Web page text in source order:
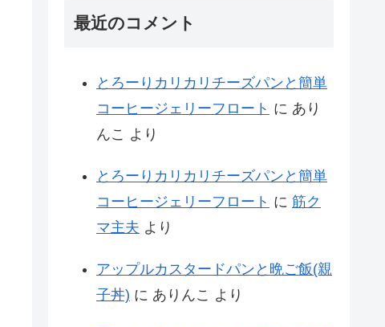
最近のコメント
とろーりカリカリチーズパンと簡単
コーヒージェリーフロート に あり
んこ より
とろーりカリカリチーズパンと簡単
コーヒージェリーフロート に 筋ク
マ主夫 より
アップルカスタードパンと晩ご飯(親
子丼) に ありんこ より